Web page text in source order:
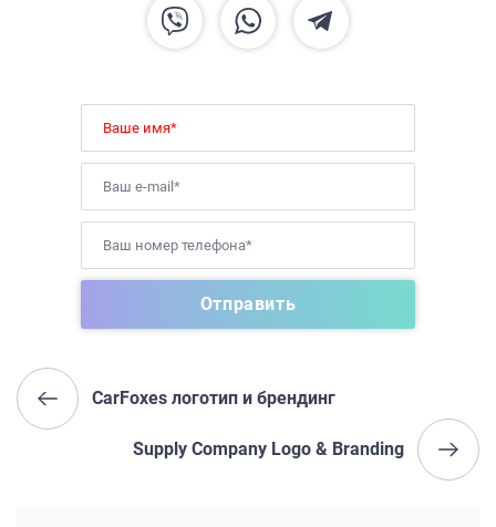
CarFoxes логотип и брендинг
Supply Company Logo & Branding